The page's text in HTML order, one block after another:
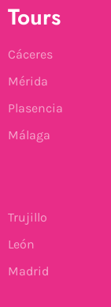
Tours
Cáceres
Mérida
Plasencia
Málaga
Trujillo
León
Madrid